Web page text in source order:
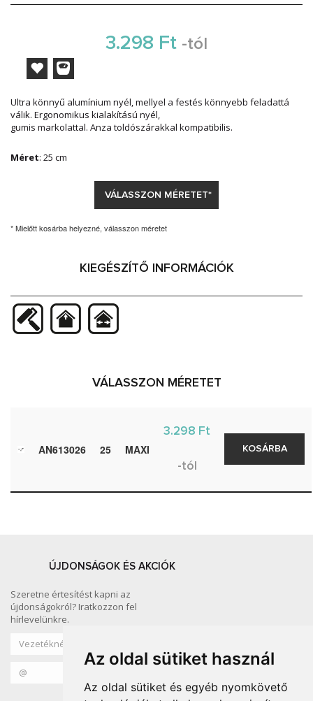
Az oldal sütiket használ
Az oldal sütiket és egyéb nyomkövető
3.298 Ft -tól
Ultra könnyű alumínium nyél, mellyel a festés könnyebb feladattá
válik. Ergonomikus kialakítású nyél,
gumis markolattal. Anza toldószárakkal kompatibilis.
Méret: 25 cm
VÁLASSZON MÉRETET*
* Mielőtt kosárba helyezné, válasszon méretet
KIEGÉSZÍTŐ INFORMÁCIÓK
VÁLASSZON MÉRETET
AN613026 25 MAXI
3.298 Ft
-tól
KOSÁRBA
ÚJDONSÁGOK ÉS AKCIÓK
Szeretne értesítést kapni az
újdonságokról? Iratkozzon fel
hírlevelünkre.